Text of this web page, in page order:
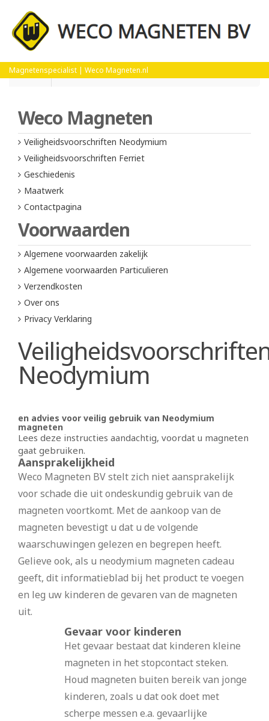
Magnetenspecialist | Weco Magneten.nl
Home Veiligheidsvoorschriften Neodymium
Weco Magneten
Veiligheidsvoorschriften Neodymium
Veiligheidsvoorschriften Ferriet
Geschiedenis
Maatwerk
Contactpagina
Voorwaarden
Algemene voorwaarden zakelijk
Algemene voorwaarden Particulieren
Verzendkosten
Over ons
Privacy Verklaring
Neodymium
en advies voor veilig gebruik van Neodymium
magneten
Lees deze instructies aandachtig, voordat u magneten
gaat gebruiken.
Aansprakelijkheid
Weco Magneten BV stelt zich niet aansprakelijk
voor schade die uit ondeskundig gebruik van de
magneten voortkomt. Met de aankoop van de
magneten bevestigt u dat u de volgende
waarschuwingen gelezen en begrepen heeft.
Gelieve ook, als u neodymium magneten cadeau
geeft, dit informatieblad bij het product te voegen
en leg uw kinderen de gevaren van de magneten
uit.
Gevaar voor kinderen
Het gevaar bestaat dat kinderen kleine
magneten in het stopcontact steken.
Houd magneten buiten bereik van jonge
kinderen, zoals u dat ook doet met
scherpe messen e.a. gevaarlijke